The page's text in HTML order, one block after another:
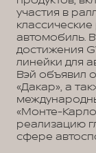
участия в
автомобиль.
достижения
линейки для
Вэй объявил
«Дакар», а
«Монте-
реализацию
сфере